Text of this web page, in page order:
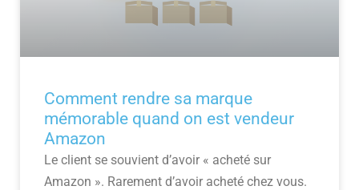
Comment rendre sa marque
mémorable quand on est vendeur
Amazon
Le client se souvient d’avoir « acheté sur
Amazon ». Rarement d’avoir acheté chez vous.